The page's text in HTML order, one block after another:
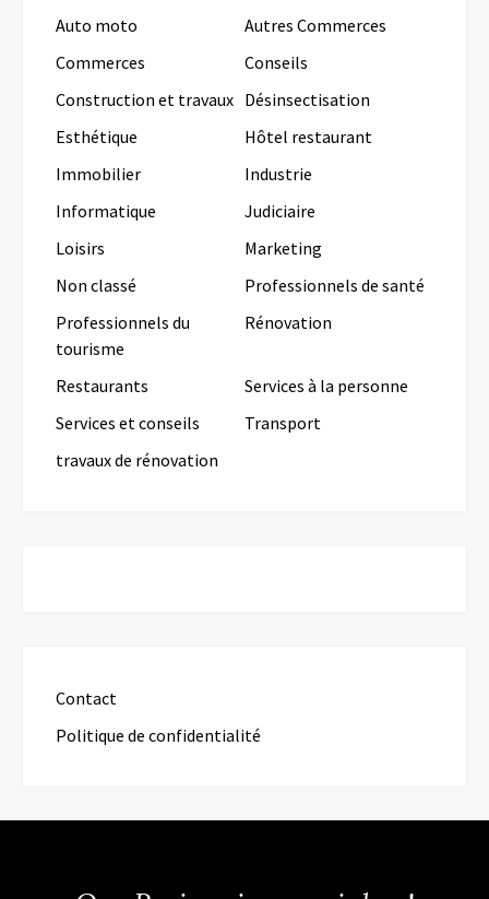
Auto moto
Autres Commerces
Commerces
Conseils
Construction et travaux Désinsectisation
Esthétique
Hôtel restaurant
Immobilier
Industrie
Informatique
Judiciaire
Loisirs
Marketing
Non classé
Professionnels de santé
Professionnels du
tourisme
Rénovation
Restaurants
Services à la personne
Services et conseils
Transport
travaux de rénovation
Contact
Politique de confidentialité